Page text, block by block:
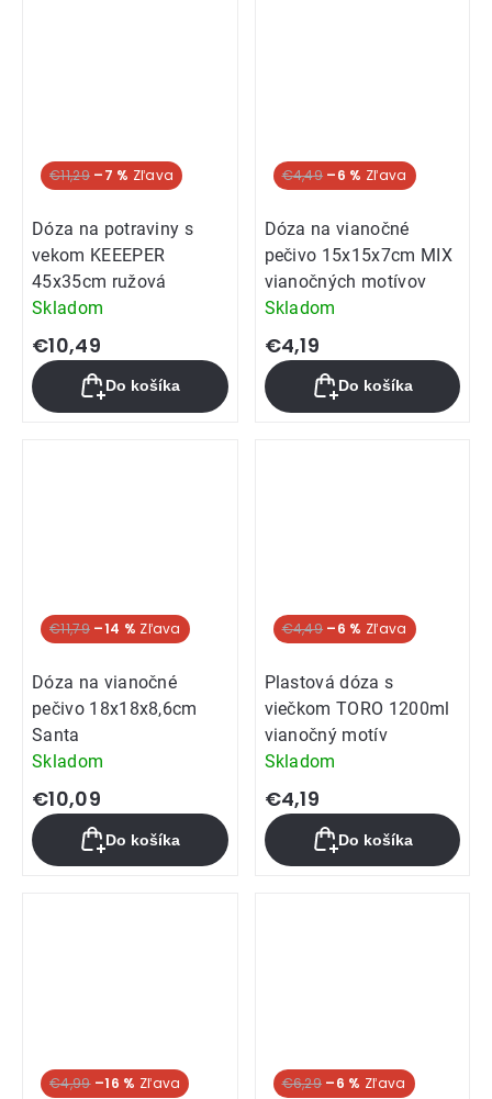
€11,29 –7 %
Dóza na potraviny s
vekom KEEEPER
45x35cm ružová
Skladom
€10,49
Do košíka
€4,49 –6 %
Dóza na vianočné
pečivo 15x15x7cm MIX
vianočných motívov
Skladom
€4,19
Do košíka
€11,79 –14 %
Dóza na vianočné
pečivo 18x18x8,6cm
Santa
Skladom
€10,09
Do košíka
€4,49 –6 %
Plastová dóza s
viečkom TORO 1200ml
vianočný motív
Skladom
€4,19
Do košíka
€4,99 –16 % €6,29 –6 %